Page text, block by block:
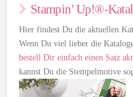
Stampin’ Up!®-
Hier findest Du die aktuellen
Wenn Du viel lieber die
bestell Dir einfach einen Satz
kannst Du die Stempelmotive